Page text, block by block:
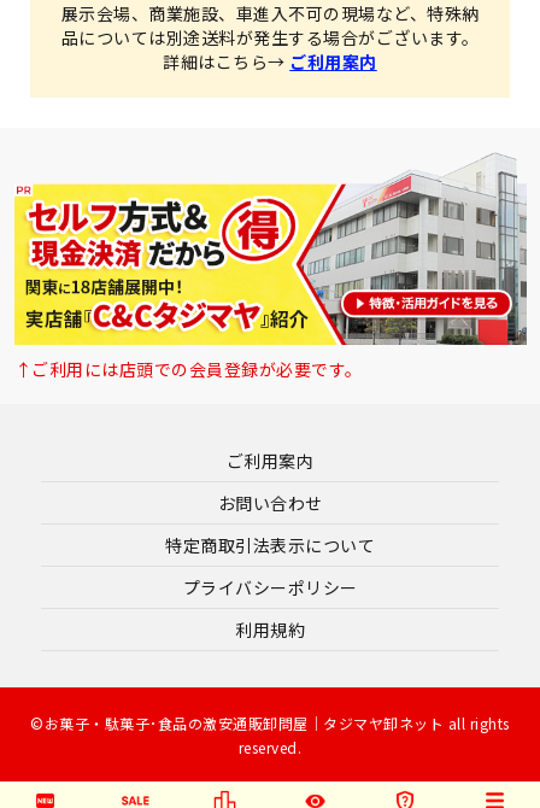
展示会場、商業施設、車進入不可の現場など、特殊納
品については別途送料が発生する場合がございます。
詳細はこちら→ ご利用案内
↑ご利用には店頭での会員登録が必要です。
ご利用案内
お問い合わせ
特定商取引法表示について
プライバシーポリシー
利用規約
©お菓子・駄菓子･食品の激安通販卸問屋｜タジマヤ卸ネット all rights
reserved.